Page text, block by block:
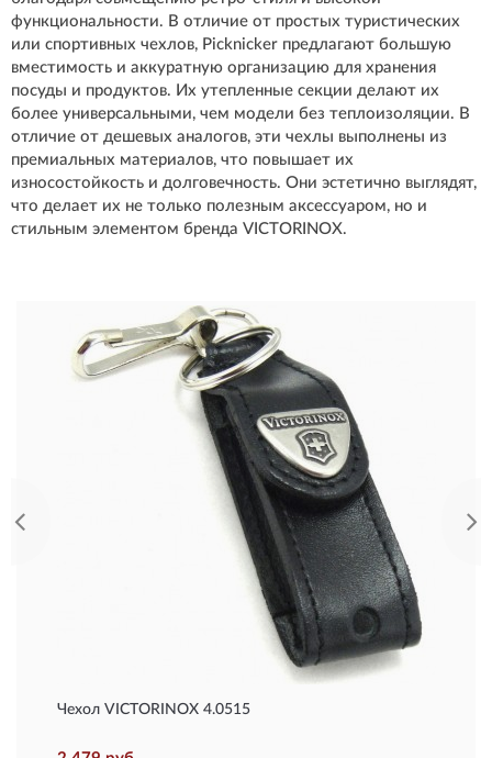
функциональности. В отличие от простых туристических
или спортивных чехлов, Picknicker предлагают большую
вместимость и аккуратную организацию для хранения
посуды и продуктов. Их утепленные секции делают их
более универсальными, чем модели без теплоизоляции. В
отличие от дешевых аналогов, эти чехлы выполнены из
премиальных материалов, что повышает их
износостойкость и долговечность. Они эстетично выглядят,
что делает их не только полезным аксессуаром, но и
стильным элементом бренда VICTORINOX.
Чехол VICTORINOX 4.0515